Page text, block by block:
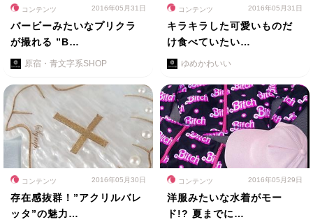
コンテンツ 2016年05月31日
バービーみたいなプリクラ
が撮れる ”B…
原宿・青文字系SHOP
コンテンツ 2016年05月31日
キラキラした可愛いものだ
け食べていたい…
ゆめかわいい
コンテンツ 2016年05月30日
存在感抜群！”アクリルバレ
ッタ”の魅力…
コンテンツ 2016年05月29日
洋服みたいな水着がモー
ド!? 夏までに…